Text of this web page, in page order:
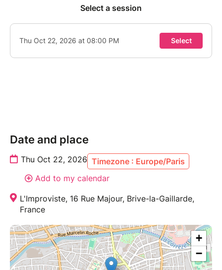
Date and place
Thu Oct 22, 2026 Timezone : Europe/Paris
Add to my calendar
L'Improviste, 16 Rue Majour, Brive-la-Gaillarde,
France
+
−